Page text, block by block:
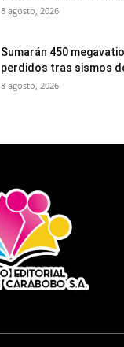
8 agosto, 2026
Sumarán 450
perdidos tras sismos
8 agosto, 2026